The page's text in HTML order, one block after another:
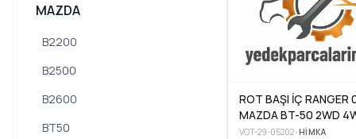
MAZDA
B2200
B2500
B2600
BT50
ROT BAŞI İÇ RANGER
MAZDA BT-50 2WD
VOT-29-05202•HIMKA